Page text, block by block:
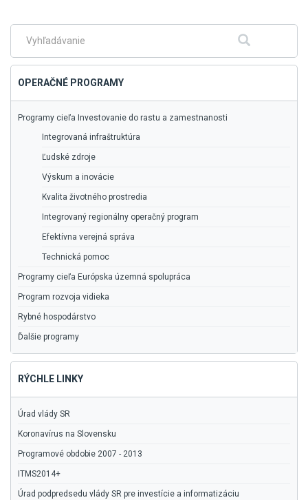
menu
Fulltextové
Hľadať
OPERAČNÉ PROGRAMY
Programy cieľa Investovanie do rastu a zamestnanosti
Integrovaná infraštruktúra
Ľudské zdroje
Výskum a inovácie
Kvalita životného prostredia
Integrovaný regionálny operačný program
Efektívna verejná správa
Technická pomoc
Programy cieľa Európska územná spolupráca
Program rozvoja vidieka
Rybné hospodárstvo
Ďalšie programy
RÝCHLE LINKY
Úrad vlády SR
Koronavírus na Slovensku
Programové obdobie 2007 - 2013
ITMS2014+
Úrad podpredsedu vlády SR pre investície a informatizáciu